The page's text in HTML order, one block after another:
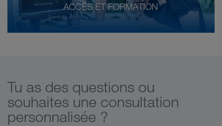
ACCÈS ET FORMATION
Tu as des questions ou
souhaites une consultation
personnalisée ?